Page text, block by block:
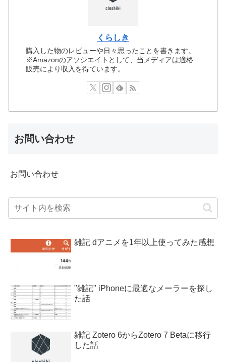
くらしき
購入した物のレビューや日々思ったことを書きます。
※Amazonのアソシエイトとして、当メディアは適格
販売により収入を得ています。
お問い合わせ
お問い合わせ
雑記 dアニメを1年以上使ってみた感想
"雑記" iPhoneに最適なメーラーを探し
た話
雑記 Zotero 6からZotero 7 Betaに移行
した話